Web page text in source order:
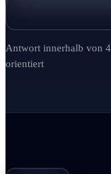
Antwort innerhalb von
orientiert